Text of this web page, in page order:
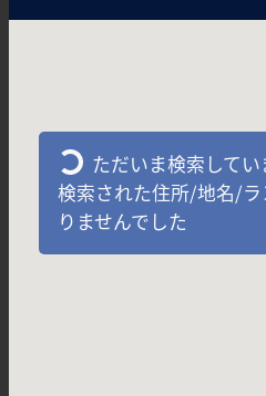
ただいま検索して
検索された住所/地名/
りませんでした